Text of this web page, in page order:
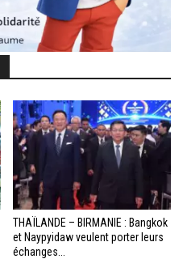
THAÏLANDE – BIRMANIE : Bangkok
et Naypyidaw veulent porter leurs
échanges...